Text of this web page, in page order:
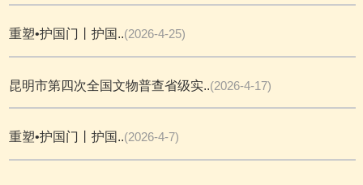
重塑•护国门丨护国..(2026-4-25)
昆明市第四次全国文物普查省级实..(2026-4-17)
重塑•护国门丨护国..(2026-4-7)